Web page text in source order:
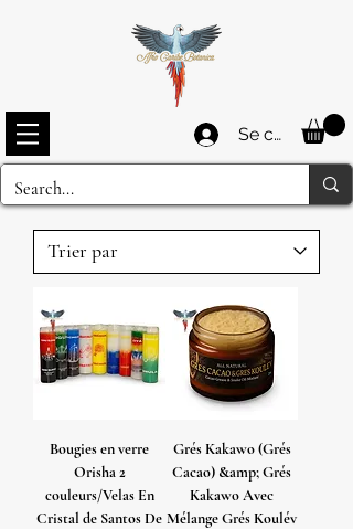
Se connecter
Bougies en verre
Orisha 2
couleurs/Velas En
Cristal de Santos De
Grés Kakawo (Grés
Cacao) &amp; Grés
Kakawo Avec
Mélange Grés Koulév